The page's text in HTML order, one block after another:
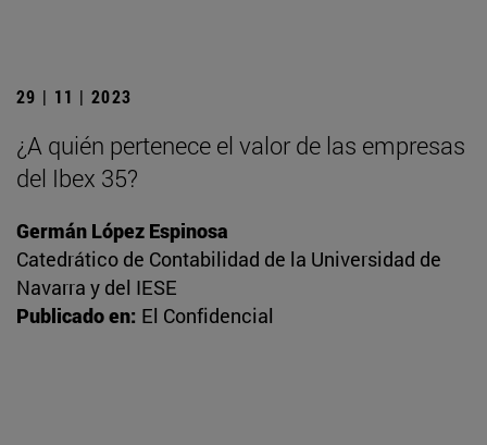
29 | 11 | 2023
¿A quién pertenece el valor de las empresas
del Ibex 35?
Germán López Espinosa
Catedrático de Contabilidad de la Universidad de
Navarra y del IESE
Publicado en: El Confidencial